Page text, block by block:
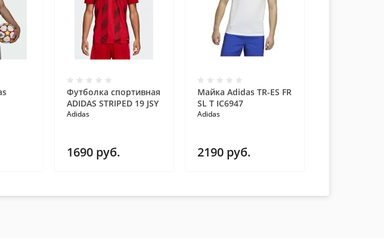
Футболка спортивная
ADIDAS STRIPED 19 JSY
Adidas
1690руб.
Майка Adidas TR-ES FR
SL T IC6947
Adidas
2190руб.